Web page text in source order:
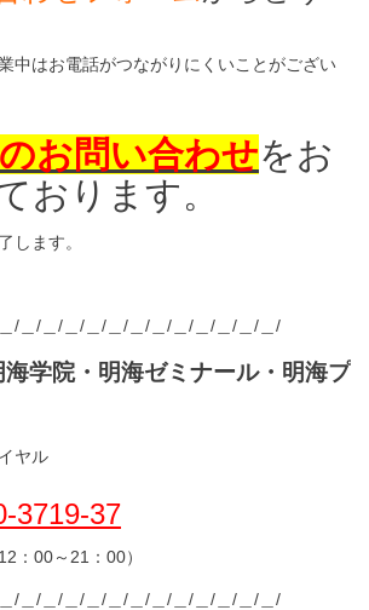
中はお電話がつながりにくいことがござい
お問い合わせをお
おります。
します。
/＿/＿/＿/＿/＿/＿/＿/＿/＿/＿/＿/＿/
学院・明海ゼミナール・明海プ
ヤル
3719-37
：00～21：00）
/＿/＿/＿/＿/＿/＿/＿/＿/＿/＿/＿/＿/